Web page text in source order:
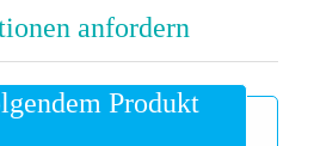
anfordern
Produkt